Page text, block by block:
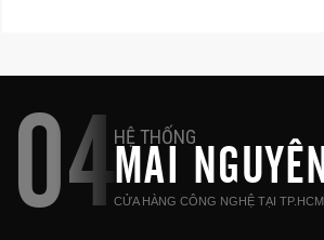
04HỆ THỐNG
MAI NGUYÊN
CỬA HÀNG CÔNG NGHỆ TẠI TP.HCM